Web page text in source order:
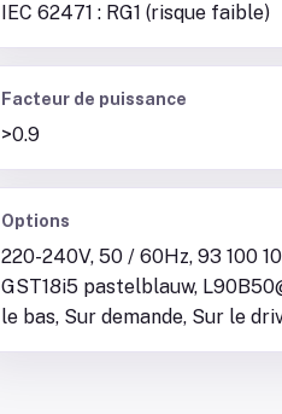
IEC 62471 : RG1 (risque faible)
Facteur de puissance
>0.9
Options
220-240V, 50 / 60Hz, 93 100
GST18i5 pastelblauw,
le bas, Sur demande, Sur le